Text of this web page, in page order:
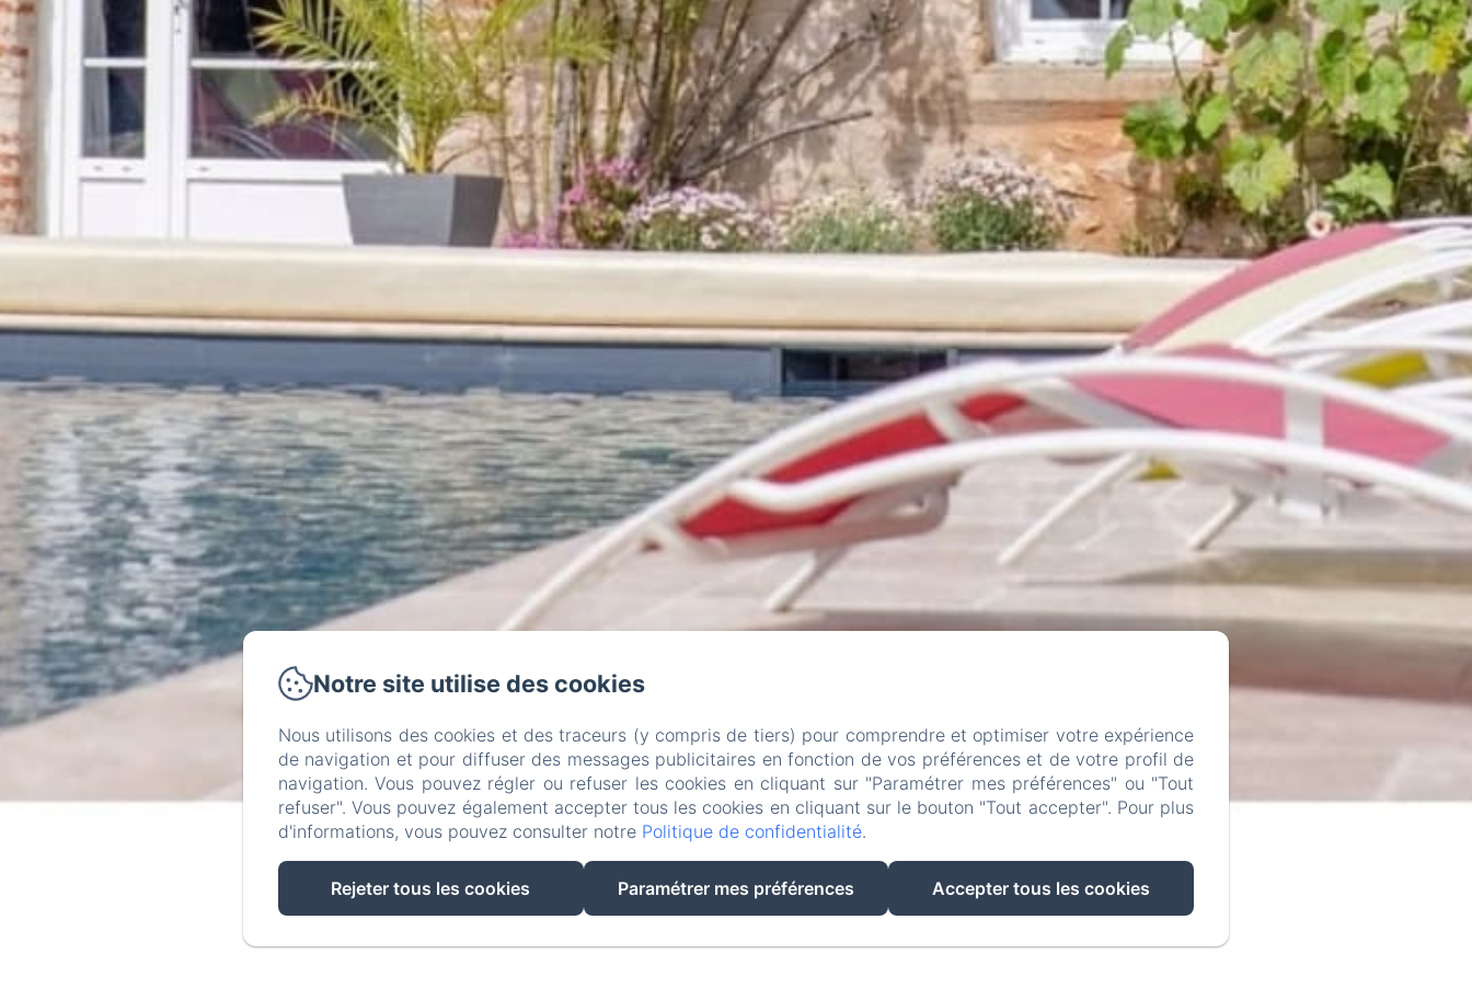
Notre site utilise des cookies
Nous utilisons des cookies et des traceurs (y compris de tiers) pour comprendre et optimiser votre expérience
de navigation et pour diffuser des messages publicitaires en fonction de vos préférences et de votre profil de
navigation. Vous pouvez régler ou refuser les cookies en cliquant sur "Paramétrer mes préférences" ou "Tout
refuser". Vous pouvez également accepter tous les cookies en cliquant sur le bouton "Tout accepter". Pour plus
d'informations, vous pouvez consulter notre Politique de confidentialité.
Rejeter tous les cookies Paramétrer mes préférences Accepter tous les cookies